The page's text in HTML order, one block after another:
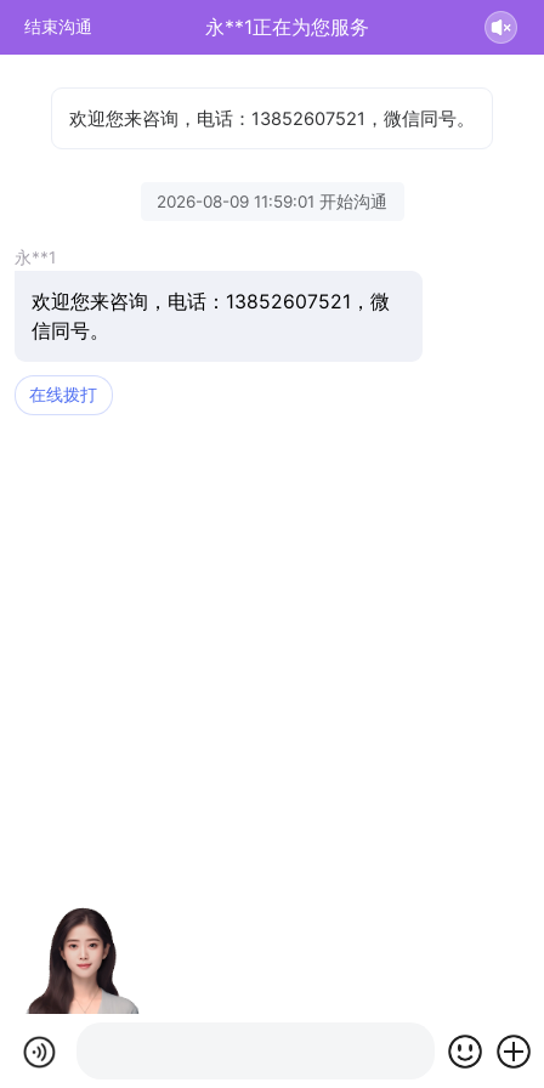
结束沟通 永**1正在为您服务
欢迎您来咨询，电话：13852607521，微信同号。
2026-08-09 11:59:01 开始沟通
永**1
欢迎您来咨询，电话：13852607521，微
信同号。
在线拨打